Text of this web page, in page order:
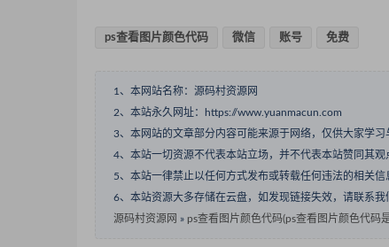
ps查看图片颜色代码 微信 账号 免费
1、本网站名称：源码村资源网
2、本站永久网址：https://www.yuanmacun.com
3、本网站的文章部分内容可能来源于网络，仅供大家学
4、本站一切资源不代表本站立场，并不代表本站赞同其观
5、本站一律禁止以任何方式发布或转载任何违法的相关
6、本站资源大多存储在云盘，如发现链接失效，请联系我
源码村资源网 » ps查看图片颜色代码(ps查看图片颜色代码